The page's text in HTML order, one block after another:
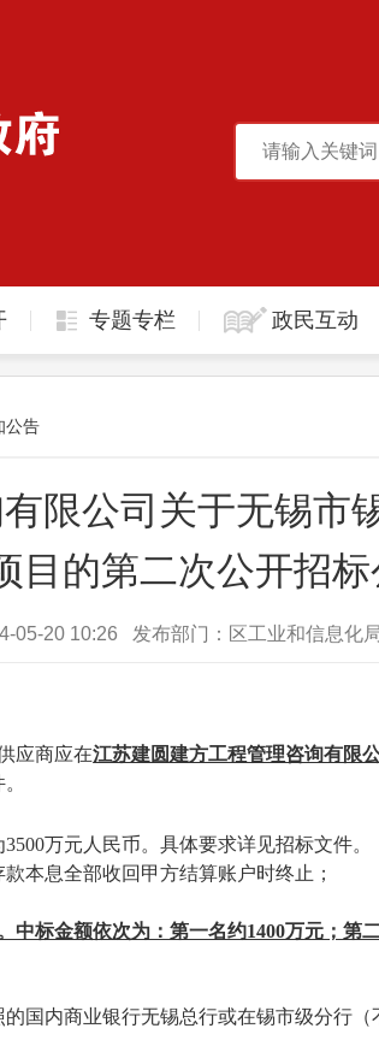
专题专栏 政民互动
公告
限公司关于无锡市
目的第二次公开招
05-20 10:26 发布部门：区工业和信息化
应商应在江苏建圆建方工程管理咨询有限
。
万元人民币。具体要求详见招标文件。
本息全部收回甲方结算账户时终止；
中标金额依次为：第一名约1400万元；第
国内商业银行无锡总行或在锡市级分行（